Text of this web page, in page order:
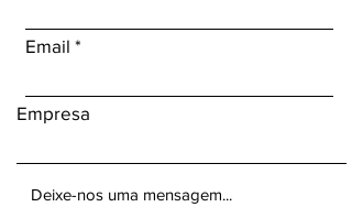
Email
Empresa